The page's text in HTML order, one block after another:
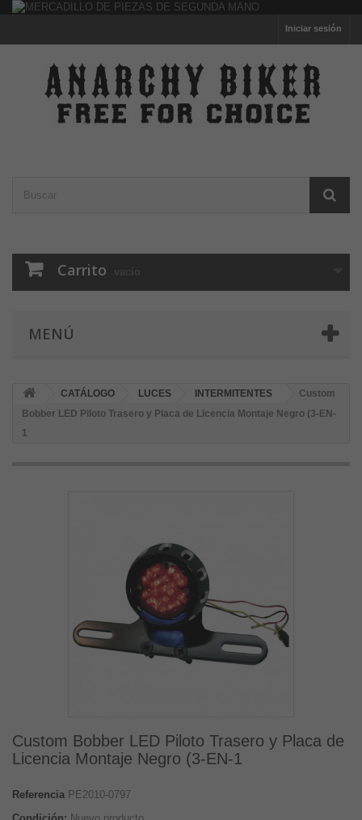
Iniciar sesión
Carrito vacío
MENÚ
CATÁLOGO LUCES INTERMITENTES
Custom
Bobber LED Piloto Trasero y Placa de Licencia Montaje Negro (3-EN-
1
Custom Bobber LED Piloto Trasero y Placa de
Licencia Montaje Negro (3-EN-1
Referencia PE2010-0797